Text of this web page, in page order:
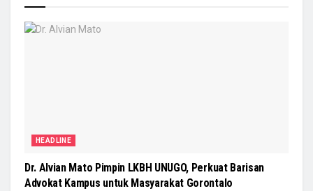
HEADLINE
Dr. Alvian Mato Pimpin LKBH UNUGO, Perkuat Barisan
Advokat Kampus untuk Masyarakat Gorontalo